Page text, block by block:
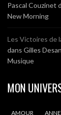
Pascal Couzinet
New Morning
Les Victoires de
dans Gilles
Musique
MON
AMOUR ANNE